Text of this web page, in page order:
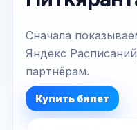
Сначала
Яндекс
партнёрам.
Купить билет